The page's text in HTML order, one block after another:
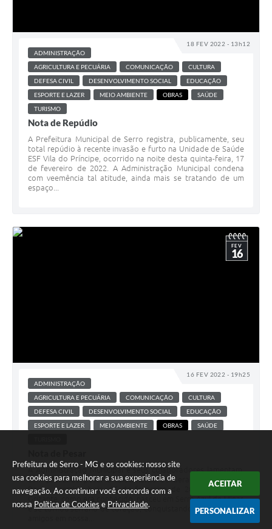
Prefeitura de Serro - MG e os cookies: nosso site
usa cookies para melhorar a sua experiência de
navegação. Ao continuar você concorda com a
nossa Política de Cookies e Privacidade.
ACEITAR
PERSONALIZAR
18 FEV 2022 - 13h12
ADMINISTRAÇÃO
AGRICULTURA E PECUÁRIA
COMUNICAÇÃO
CULTURA
DEFESA CIVIL
DESENVOLVIMENTO SOCIAL
EDUCAÇÃO
ESPORTE E LAZER
MEIO AMBIENTE OBRAS
SAÚDE
TURISMO
Nota de Repúdio
A Prefeitura Municipal de Serro registra, publicamente, seu
total repúdio à recente invasão e furto na Unidade de Saúde
ESF Vila do Príncipe, ocorrido na noite desta quinta-feira, 17
de fevereiro de 2022. A Administração Municipal condena
com veemência tal atitude, ainda mais se tratando de um
espaço...
16 FEV 2022 - 19h25
FEV
16
ADMINISTRAÇÃO
AGRICULTURA E PECUÁRIA
COMUNICAÇÃO
CULTURA
DEFESA CIVIL
DESENVOLVIMENTO SOCIAL
EDUCAÇÃO
ESPORTE E LAZER
MEIO AMBIENTE OBRAS
SAÚDE
A Administração Municipal e seus colaboradores lamentam,
com profundo pesar o falecimento de Geraldo Euzébio de
Paula, ocorrido hoje, 16 de fevereiro de 2022. Geraldo
Grizante, como era conhecido, nasceu em Serra Azul de Minas
e se tornou serrano de coração, conquistando uma legião de